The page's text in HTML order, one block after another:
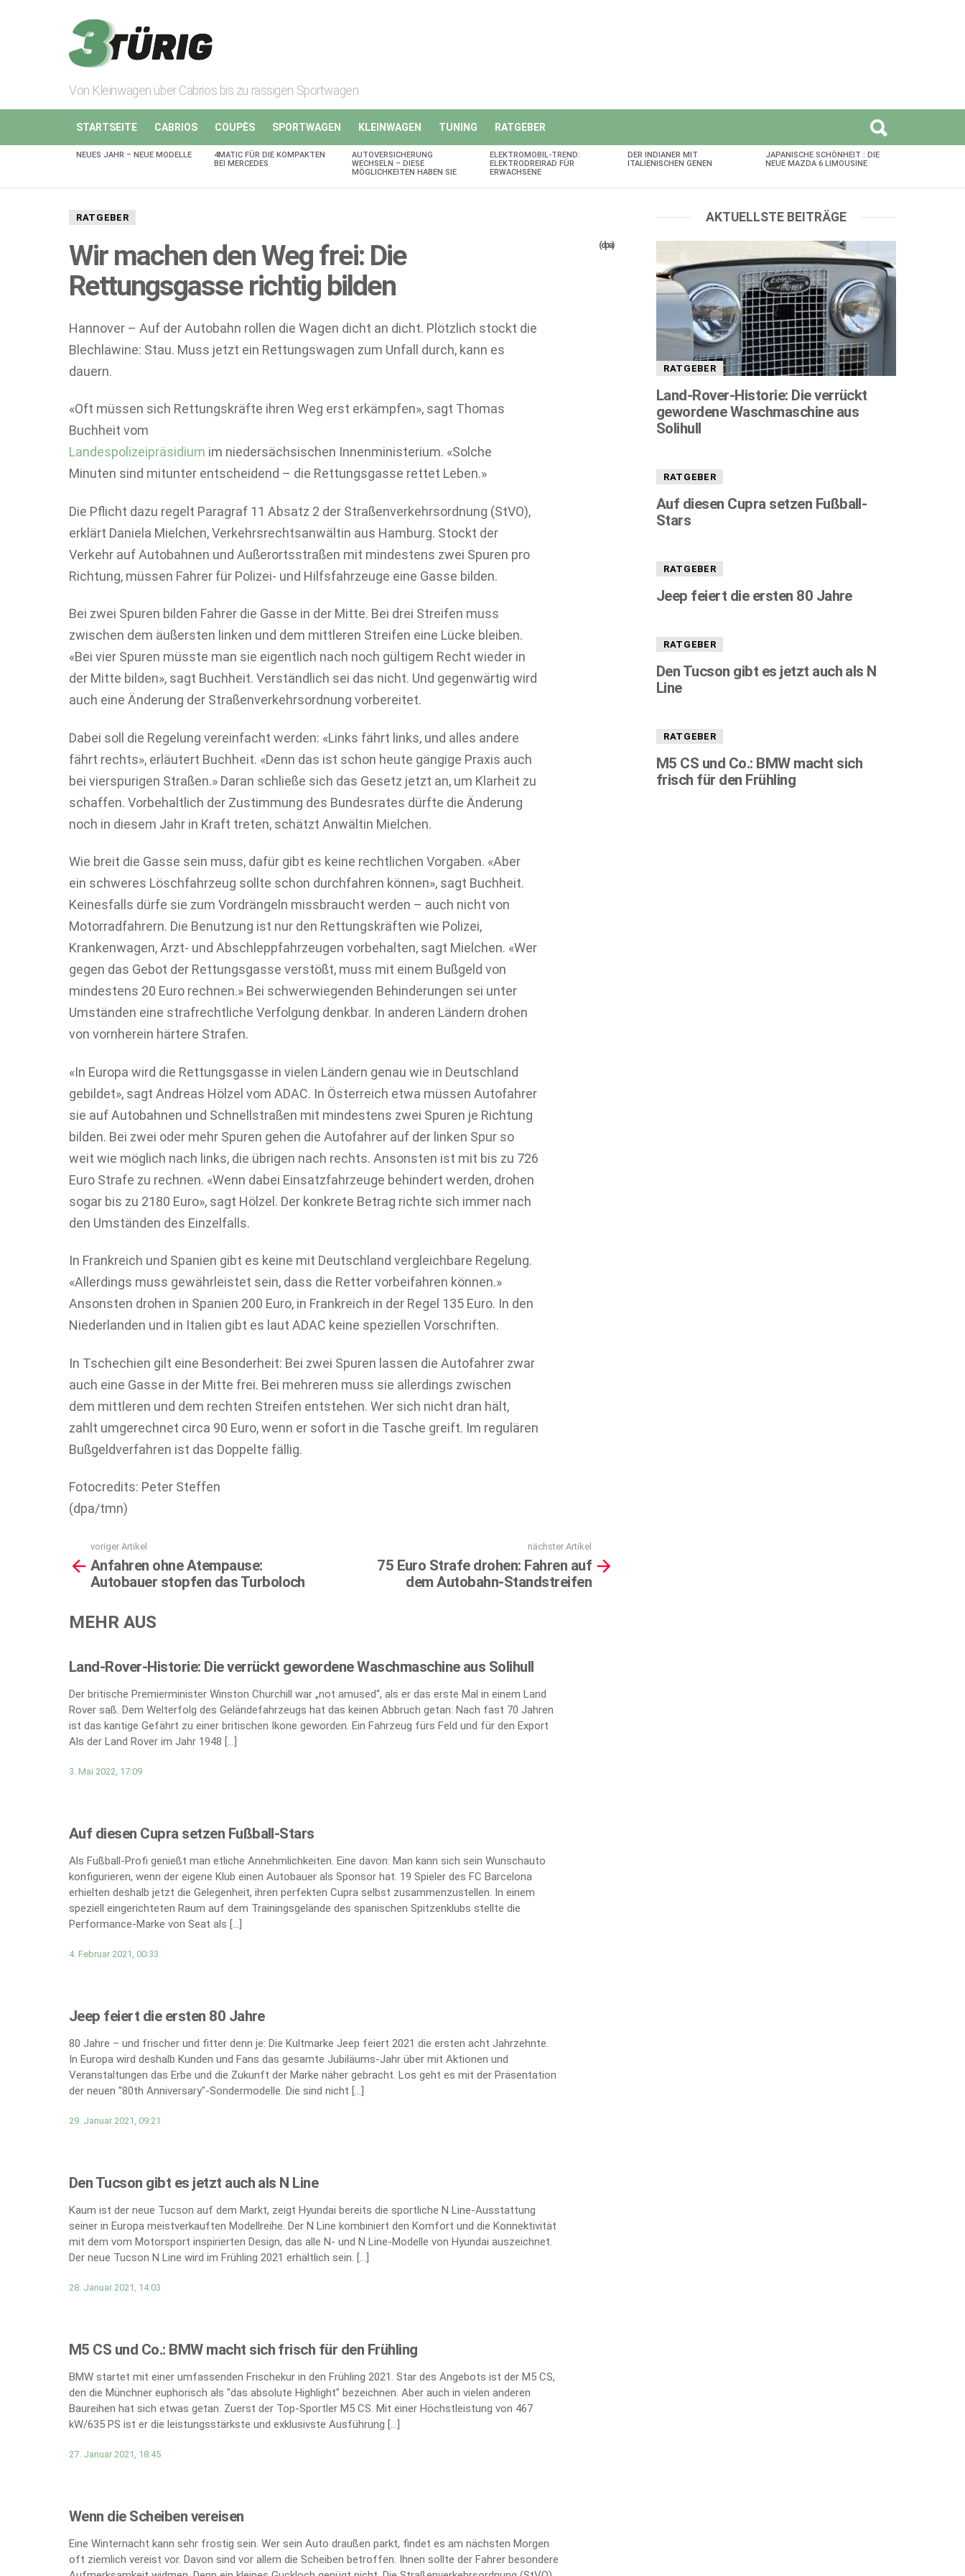
Von Kleinwagen über Cabrios bis zu rassigen Sportwagen
STARTSEITE CABRIOS COUPÈS SPORTWAGEN KLEINWAGEN TUNING RATGEBER
AKTUELLES
NEUES JAHR – NEUE MODELLE
4MATIC FÜR DIE KOMPAKTEN
BEI MERCEDES
AUTOVERSICHERUNG
WECHSELN – DIESE
MÖGLICHKEITEN HABEN SIE
ELEKTROMOBIL-TREND:
ELEKTRODREIRAD FÜR
ERWACHSENE
DER INDIANER MIT
ITALIENISCHEN GENEN
JAPANISCHE SCHÖNHEIT : DIE
NEUE MAZDA 6 LIMOUSINE
RATGEBER
Wir machen den Weg frei: Die
Rettungsgasse richtig bilden
(dpa)
Hannover – Auf der Autobahn rollen die Wagen dicht an dicht. Plötzlich stockt die
Blechlawine: Stau. Muss jetzt ein Rettungswagen zum Unfall durch, kann es
dauern.
«Oft müssen sich Rettungskräfte ihren Weg erst erkämpfen», sagt Thomas
Buchheit vom
Landespolizeipräsidium im niedersächsischen Innenministerium. «Solche
Minuten sind mitunter entscheidend – die Rettungsgasse rettet Leben.»
Die Pflicht dazu regelt Paragraf 11 Absatz 2 der Straßenverkehrsordnung (StVO),
erklärt Daniela Mielchen, Verkehrsrechtsanwältin aus Hamburg. Stockt der
Verkehr auf Autobahnen und Außerortsstraßen mit mindestens zwei Spuren pro
Richtung, müssen Fahrer für Polizei- und Hilfsfahrzeuge eine Gasse bilden.
Bei zwei Spuren bilden Fahrer die Gasse in der Mitte. Bei drei Streifen muss
zwischen dem äußersten linken und dem mittleren Streifen eine Lücke bleiben.
«Bei vier Spuren müsste man sie eigentlich nach noch gültigem Recht wieder in
der Mitte bilden», sagt Buchheit. Verständlich sei das nicht. Und gegenwärtig wird
auch eine Änderung der Straßenverkehrsordnung vorbereitet.
Dabei soll die Regelung vereinfacht werden: «Links fährt links, und alles andere
fährt rechts», erläutert Buchheit. «Denn das ist schon heute gängige Praxis auch
bei vierspurigen Straßen.» Daran schließe sich das Gesetz jetzt an, um Klarheit zu
schaffen. Vorbehaltlich der Zustimmung des Bundesrates dürfte die Änderung
noch in diesem Jahr in Kraft treten, schätzt Anwältin Mielchen.
Wie breit die Gasse sein muss, dafür gibt es keine rechtlichen Vorgaben. «Aber
ein schweres Löschfahrzeug sollte schon durchfahren können», sagt Buchheit.
Keinesfalls dürfe sie zum Vordrängeln missbraucht werden – auch nicht von
Motorradfahrern. Die Benutzung ist nur den Rettungskräften wie Polizei,
Krankenwagen, Arzt- und Abschleppfahrzeugen vorbehalten, sagt Mielchen. «Wer
gegen das Gebot der Rettungsgasse verstößt, muss mit einem Bußgeld von
mindestens 20 Euro rechnen.» Bei schwerwiegenden Behinderungen sei unter
Umständen eine strafrechtliche Verfolgung denkbar. In anderen Ländern drohen
von vornherein härtere Strafen.
«In Europa wird die Rettungsgasse in vielen Ländern genau wie in Deutschland
gebildet», sagt Andreas Hölzel vom ADAC. In Österreich etwa müssen Autofahrer
sie auf Autobahnen und Schnellstraßen mit mindestens zwei Spuren je Richtung
bilden. Bei zwei oder mehr Spuren gehen die Autofahrer auf der linken Spur so
weit wie möglich nach links, die übrigen nach rechts. Ansonsten ist mit bis zu 726
Euro Strafe zu rechnen. «Wenn dabei Einsatzfahrzeuge behindert werden, drohen
sogar bis zu 2180 Euro», sagt Hölzel. Der konkrete Betrag richte sich immer nach
den Umständen des Einzelfalls.
In Frankreich und Spanien gibt es keine mit Deutschland vergleichbare Regelung.
«Allerdings muss gewährleistet sein, dass die Retter vorbeifahren können.»
Ansonsten drohen in Spanien 200 Euro, in Frankreich in der Regel 135 Euro. In den
Niederlanden und in Italien gibt es laut ADAC keine speziellen Vorschriften.
In Tschechien gilt eine Besonderheit: Bei zwei Spuren lassen die Autofahrer zwar
auch eine Gasse in der Mitte frei. Bei mehreren muss sie allerdings zwischen
dem mittleren und dem rechten Streifen entstehen. Wer sich nicht dran hält,
zahlt umgerechnet circa 90 Euro, wenn er sofort in die Tasche greift. Im regulären
Bußgeldverfahren ist das Doppelte fällig.
Fotocredits: Peter Steffen
(dpa/tmn)
more
voriger Artikel
Anfahren ohne Atempause:
Autobauer stopfen das Turboloch
nächster Artikel
75 Euro Strafe drohen: Fahren auf
dem Autobahn-Standstreifen
MEHR AUS
Land-Rover-Historie: Die verrückt gewordene Waschmaschine aus Solihull
Der britische Premierminister Winston Churchill war „not amused“, als er das erste Mal in einem Land
Rover saß. Dem Welterfolg des Geländefahrzeugs hat das keinen Abbruch getan: Nach fast 70 Jahren
ist das kantige Gefährt zu einer britischen Ikone geworden. Ein Fahrzeug fürs Feld und für den Export
Als der Land Rover im Jahr 1948 […]
3. Mai 2022, 17:09
Auf diesen Cupra setzen Fußball-Stars
Als Fußball-Profi genießt man etliche Annehmlichkeiten. Eine davon: Man kann sich sein Wunschauto
konfigurieren, wenn der eigene Klub einen Autobauer als Sponsor hat. 19 Spieler des FC Barcelona
erhielten deshalb jetzt die Gelegenheit, ihren perfekten Cupra selbst zusammenzustellen. In einem
speziell eingerichteten Raum auf dem Trainingsgelände des spanischen Spitzenklubs stellte die
Performance-Marke von Seat als […]
4. Februar 2021, 00:33
Jeep feiert die ersten 80 Jahre
80 Jahre – und frischer und fitter denn je: Die Kultmarke Jeep feiert 2021 die ersten acht Jahrzehnte.
In Europa wird deshalb Kunden und Fans das gesamte Jubiläums-Jahr über mit Aktionen und
Veranstaltungen das Erbe und die Zukunft der Marke näher gebracht. Los geht es mit der Präsentation
der neuen "80th Anniversary"-Sondermodelle. Die sind nicht […]
29. Januar 2021, 09:21
Den Tucson gibt es jetzt auch als N Line
Kaum ist der neue Tucson auf dem Markt, zeigt Hyundai bereits die sportliche N Line-Ausstattung
seiner in Europa meistverkauften Modellreihe. Der N Line kombiniert den Komfort und die Konnektivität
mit dem vom Motorsport inspirierten Design, das alle N- und N Line-Modelle von Hyundai auszeichnet.
Der neue Tucson N Line wird im Frühling 2021 erhältlich sein. […]
28. Januar 2021, 14:03
M5 CS und Co.: BMW macht sich frisch für den Frühling
BMW startet mit einer umfassenden Frischekur in den Frühling 2021. Star des Angebots ist der M5 CS,
den die Münchner euphorisch als "das absolute Highlight" bezeichnen. Aber auch in vielen anderen
Baureihen hat sich etwas getan. Zuerst der Top-Sportler M5 CS. Mit einer Höchstleistung von 467
kW/635 PS ist er die leistungsstärkste und exklusivste Ausführung […]
27. Januar 2021, 18:45
Wenn die Scheiben vereisen
Eine Winternacht kann sehr frostig sein. Wer sein Auto draußen parkt, findet es am nächsten Morgen
oft ziemlich vereist vor. Davon sind vor allem die Scheiben betroffen. Ihnen sollte der Fahrer besondere
AKTUELLSTE BEITRÄGE
RATGEBER
Land-Rover-Historie: Die verrückt
gewordene Waschmaschine aus
Solihull
RATGEBER
Auf diesen Cupra setzen Fußball-
Stars
RATGEBER
Jeep feiert die ersten 80 Jahre
RATGEBER
Den Tucson gibt es jetzt auch als N
Line
RATGEBER
M5 CS und Co.: BMW macht sich
frisch für den Frühling